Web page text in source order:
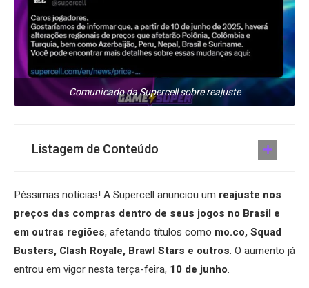
Comunicado da Supercell sobre reajuste
Listagem de Conteúdo
Péssimas notícias! A Supercell anunciou um reajuste nos
preços das compras dentro de seus jogos no Brasil e
em outras regiões, afetando títulos como mo.co, Squad
Busters, Clash Royale, Brawl Stars e outros. O aumento já
entrou em vigor nesta terça-feira, 10 de junho.